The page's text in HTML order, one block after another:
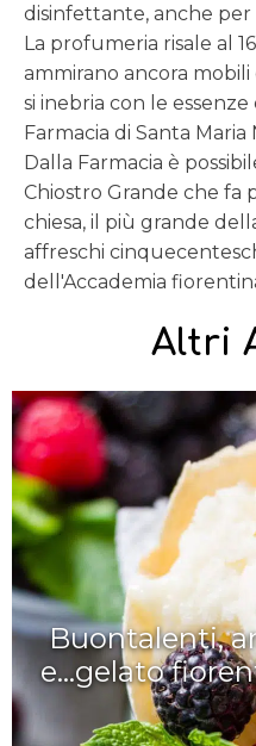
disinfettante, anche per
La profumeria risale al
ammirano ancora
si inebria con le
Farmacia di Santa Maria
Dalla Farmacia è
Chiostro Grande che fa
chiesa, il più grande
affreschi
dell'Accademia
Altri
Buontalenti,
e...gelato